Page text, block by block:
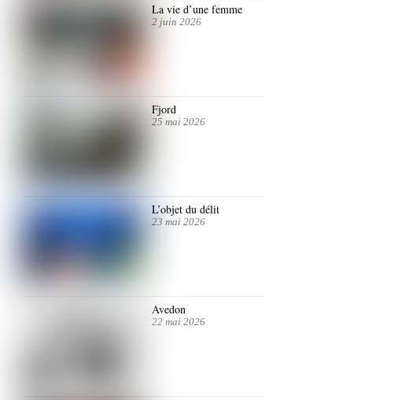
La vie d’une femme
2 juin 2026
Fjord
25 mai 2026
L’objet du délit
23 mai 2026
Avedon
22 mai 2026